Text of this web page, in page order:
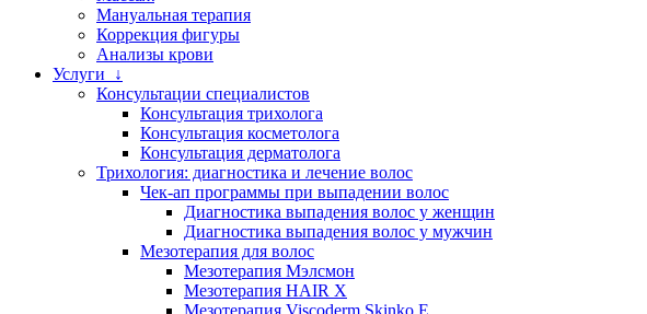
Мануальная терапия
Коррекция фигуры
Анализы крови
Услуги ↓
Консультации специалистов
Консультация трихолога
Консультация косметолога
Консультация дерматолога
Трихология: диагностика и лечение волос
Чек-ап программы при выпадении волос
Диагностика выпадения волос у женщин
Диагностика выпадения волос у мужчин
Мезотерапия для волос
Мезотерапия Мэлсмон
Мезотерапия HAIR X
Мезотерапия Viscoderm Skinko E